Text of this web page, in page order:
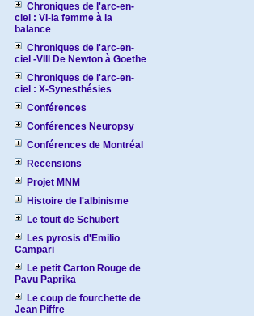
Chroniques de l'arc-en-
ciel : VI-la femme à la
balance
Chroniques de l'arc-en-
ciel -VIII De Newton à Goethe
Chroniques de l'arc-en-
ciel : X-Synesthésies
Conférences
Conférences Neuropsy
Conférences de Montréal
Recensions
Projet MNM
Histoire de l'albinisme
Le touit de Schubert
Les pyrosis d'Emilio
Campari
Le petit Carton Rouge de
Pavu Paprika
Le coup de fourchette de
Jean Piffre